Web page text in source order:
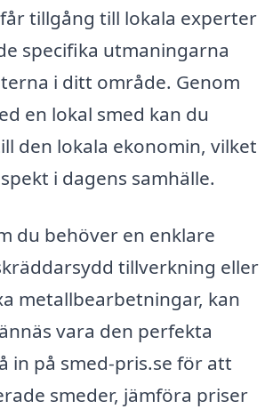
tillgång till lokala experter
specifika utmaningarna
i ditt område. Genom
en lokal smed kan du
den lokala ekonomin, vilket
i dagens samhälle.
du behöver en enklare
tillverkning eller
metallbearbetningar, kan
vara den perfekta
in på smed-pris.se för att
smeder, jämföra priser